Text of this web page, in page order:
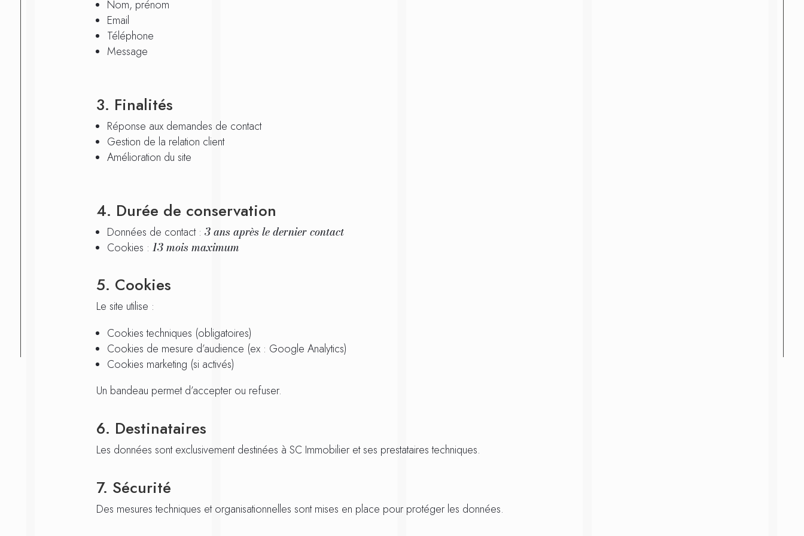
Nom, prénom
Email
Téléphone
Message
3. Finalités
Réponse aux demandes de contact
Gestion de la relation client
Amélioration du site
4. Durée de conservation
Données de contact :3 ans après le dernier contact
Cookies :13 mois maximum
5. Cookies
Le site utilise :
Cookies techniques (obligatoires)
Cookies de mesure d’audience (ex : Google Analytics)
Cookies marketing (si activés)
Un bandeau permet d’accepter ou refuser.
6. Destinataires
Les données sont exclusivement destinées à SC Immobilier et ses prestataires techniques.
7. Sécurité
Des mesures techniques et organisationnelles sont mises en place pour protéger les données.